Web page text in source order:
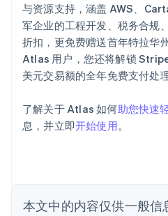
与资源支持，涵盖 AWS、
军企业的工程开发、税务合规
折扣，更免费赠送首年特拉华
Atlas 用户，您还将解锁
美元交易额的全年免费支付处理
了解关于 Atlas 如何助您快速
息，并立即开始使用。
本文中的内容仅供一般信
爱沙尼亚
English
奥地利
DeutschEnglish
澳大利亚
English
PortuguêsEnglish
保加利亚
English
丹麦